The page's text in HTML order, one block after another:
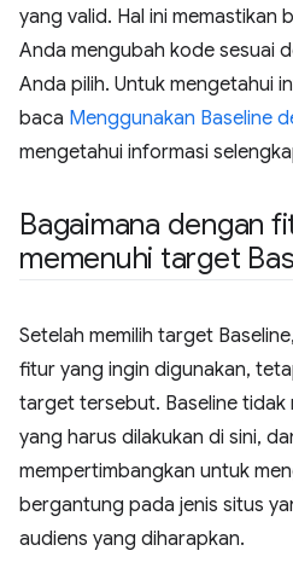
yang valid. Hal ini memastikan
Anda mengubah kode sesuai
Anda pilih. Untuk mengetahui
baca Menggunakan Baseline
mengetahui informasi
Bagaimana dengan
memenuhi target
Setelah memilih target
fitur yang ingin digunakan,
target tersebut. Baseline tidak
yang harus dilakukan di sini,
mempertimbangkan untuk
bergantung pada jenis situs
audiens yang diharapkan.